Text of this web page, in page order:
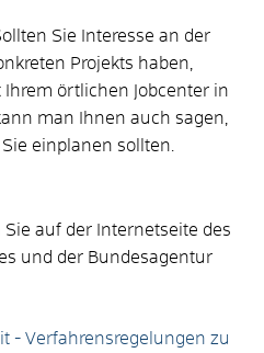
Sie Interesse an der
Projekts haben,
örtlichen Jobcenter in
man Ihnen auch sagen,
einplanen sollten.
auf der Internetseite des
und der Bundesagentur
- Verfahrensregelungen zu